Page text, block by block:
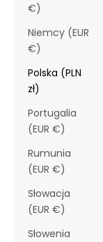
€)
Niemcy (EUR
€)
Polska (PLN
zł)
Portugalia
(EUR €)
Rumunia
(EUR €)
Słowacja
(EUR €)
Słowenia